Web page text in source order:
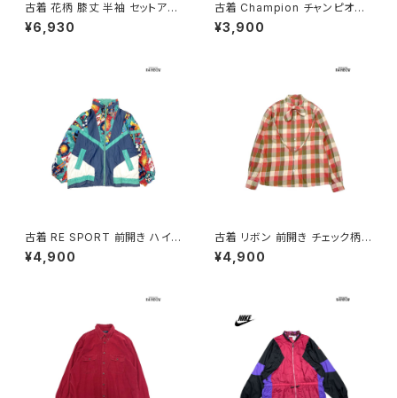
古着 花柄 膝丈 半袖 セットアッ
プ 青 (oa2607082)
¥6,930
古着 Champion チャンピオン
ロゴ ブランドロゴ コットン10
0％ 長袖 Ｔシャツ 赤 (ttu2501
¥3,900
古着 RE SPORT 前開き ハイ
ネック 総柄 ナイロン 長袖 アウ
ター ヘビージャケット 緑 紺 (tt
¥4,900
古着 リボン 前開き チェック柄
コットン 長袖 シャツ サーモンピ
ンク ベージュ カーキ (ttu2509
¥4,900